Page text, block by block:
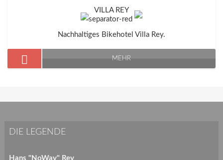
VILLA REY
Nachhaltiges Bikehotel Villa Rey.
MEHR
DIE LEGENDE
Hans "NoWay" Rey